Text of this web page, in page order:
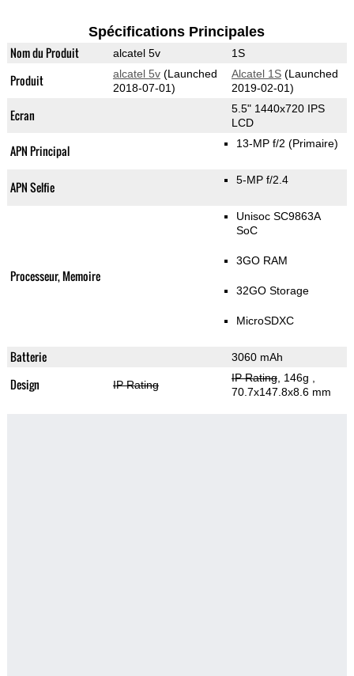
Spécifications Principales
Nom du Produit alcatel 5v 1S
Produit alcatel 5v(Launched
2018-07-01)
Alcatel 1S(Launched
2019-02-01)
Ecran
5.5" 1440x720 IPS
LCD
APN Principal 13-MP f/2 (Primaire)
APN Selfie 5-MP f/2.4
Processeur, Memoire
Unisoc SC9863A
SoC
3GO RAM
32GO Storage
MicroSDXC
Batterie 3060 mAh
Design IP Rating
IP Rating, 146g
70.7x147.8x8.6 mm